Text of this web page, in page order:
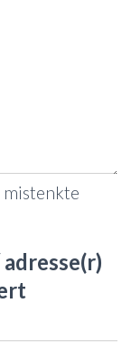
mistenkte